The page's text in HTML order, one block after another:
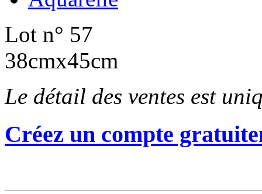
Lot n° 57
38cmx45cm
Le détail des ventes est
Créez un compte